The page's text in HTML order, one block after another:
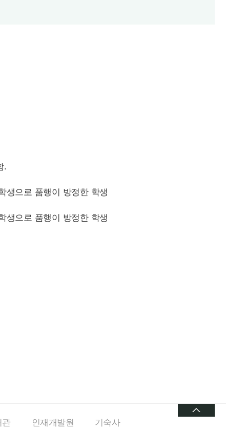
.
생으로 품행이 방정한 학생
생으로 품행이 방정한 학생
관 인재개발원 기숙사